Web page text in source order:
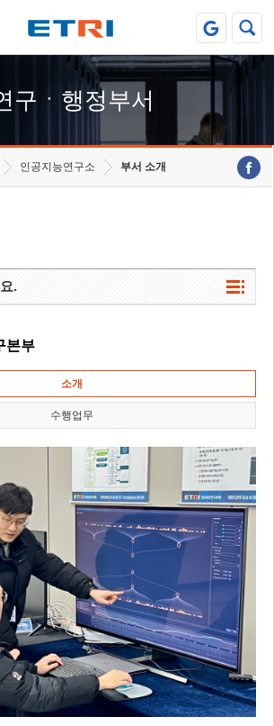
구ㆍ행정부서
인공지능연구소 부서 소개
.
본부
소개
수행업무